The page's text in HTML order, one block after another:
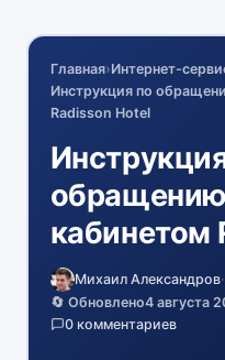
Главная›Интернет-
Инструкция по
Radisson Hotel
кабинетом
Михаил Александров·
🔄 Обновлено4 августа
0 комментариев